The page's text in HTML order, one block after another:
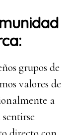
grupos de
valores de
a